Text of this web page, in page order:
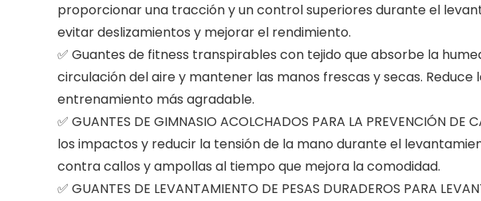
proporcionar una tracción y un control superiores durante el
evitar deslizamientos y mejorar el rendimiento.
✅ Guantes de fitness transpirables con tejido que absorbe la
circulación del aire y mantener las manos frescas y secas.
entrenamiento más agradable.
✅ GUANTES DE GIMNASIO ACOLCHADOS PARA LA
los impactos y reducir la tensión de la mano durante el
contra callos y ampollas al tiempo que mejora la comodidad.
✅ GUANTES DE LEVANTAMIENTO DE PESAS DURADEROS PARA